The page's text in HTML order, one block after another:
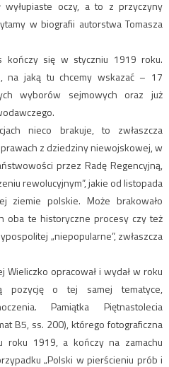
wyłupiaste oczy, a to z przyczyny
w biografii autorstwa Tomasza
kończy się w styczniu 1919 roku.
na jaką tu chcemy wskazać – 17
wyborów sejmowych oraz już
nieco brakuje, to zwłaszcza
z dziedziny niewojskowej, w
przez Radę Regencyjną,
rewolucyjnym”, jakie od listopada
ziemie polskie. Może brakowało
oba te historyczne procesy czy też
„niepopularne”, zwłaszcza
Wieliczko opracował i wydał w roku
pozycję o tej samej tematyce,
Pamiątka Piętnastolecia
B5, ss. 200), którego fotograficzna
roku 1919, a kończy na zamachu
„Polski w pierścieniu prób i